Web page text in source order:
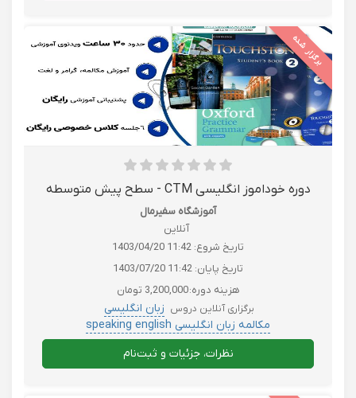
برگزار شده
دوره خوداموز انگلیسی CTM - سطح پیش متوسطه
آموزشگاه سفیرمال
آنلاین
تاریخ شروع: 1403/04/20 11:42
تاریخ پایان: 1403/07/20 11:42
هزینه دوره:3,200,000 تومان
برگزاری آنلاین دروس زبان انگلیسی
مکالمه زبان انگلیسی speaking english
زبان انگلیسی لهجه نیتیو Native
نظرات، جزئیات و ثبت‌نام